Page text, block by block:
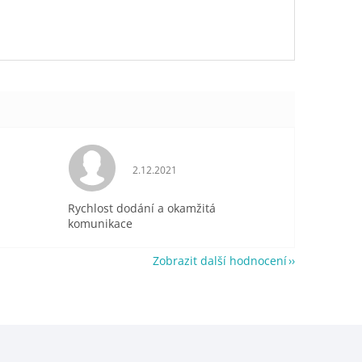
je 5 z 5 hvězdiček. Hodnocení obchodu je 5 z 5 hvězdiček.
2.12.2021
Rychlost dodání a okamžitá
komunikace
Zobrazit další hodnocení